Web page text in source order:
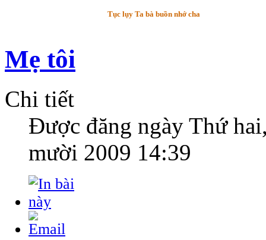
Tục lụy Ta bà buồn nhớ cha
Mẹ tôi
Chi tiết
Được đăng ngày Thứ
mười 2009 14:39